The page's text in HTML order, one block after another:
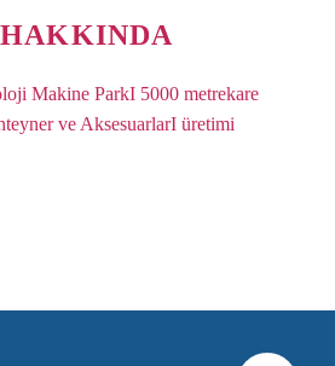
HAKKINDA
Makine ParkI 5000 metrekare
ve AksesuarlarI üretimi